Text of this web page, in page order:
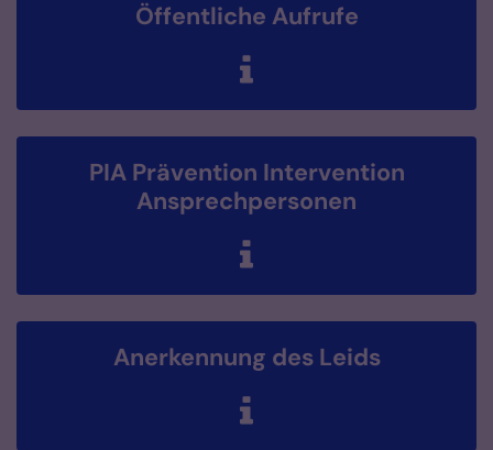
Öffentliche Aufrufe
PIA Prävention Intervention
Ansprechpersonen
Anerkennung des Leids